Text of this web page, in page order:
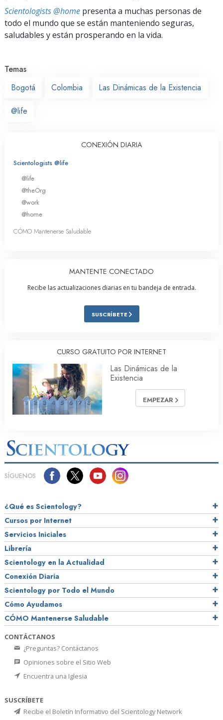
Scientologists @home presenta a muchas personas de
todo el mundo que se están manteniendo seguras,
saludables y están prosperando en la vida.
Temas
Bogotá
Colombia Las Dinámicas de la Existencia
@life
CONEXIÓN DIARIA
Scientologists @life
@life
@theOrg
@work
@home
CÓMO Mantenerse Saludable
MANTENTE CONECTADO
Recibe las actualizaciones diarias en tu bandeja de entrada.
SUSCRÍBETE
CURSO GRATUITO POR INTERNET
Las Dinámicas de la
Existencia
EMPEZAR
SÍGUENOS
¿Qué es Scientology?
Cursos por Internet
Servicios Iniciales
Librería
Scientology en la Actualidad
Conexión Diaria
Scientology por Todo el Mundo
Cómo Ayudamos
CÓMO Mantenerse Saludable
CONTÁCTANOS
¿Preguntas? Contáctanos
Opiniones sobre el Sitio Web
Encuentra una Iglesia
SUSCRÍBETE
Recibe el Boletín Informativo del Scientology Network